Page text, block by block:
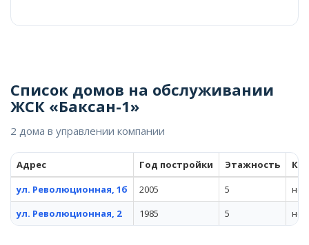
Список домов на обслуживании
ЖСК «Баксан-1»
2 дома в управлении компании
Адрес Год постройки Этажность
ул. Революционная, 1б
2005 5
не
ул. Революционная, 2
1985 5 не